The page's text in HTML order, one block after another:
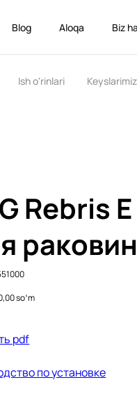
Blog Aloqa Biz
Ish o'rinlari Keyslarimiz
Rebris
soʻm
pdf
по установке